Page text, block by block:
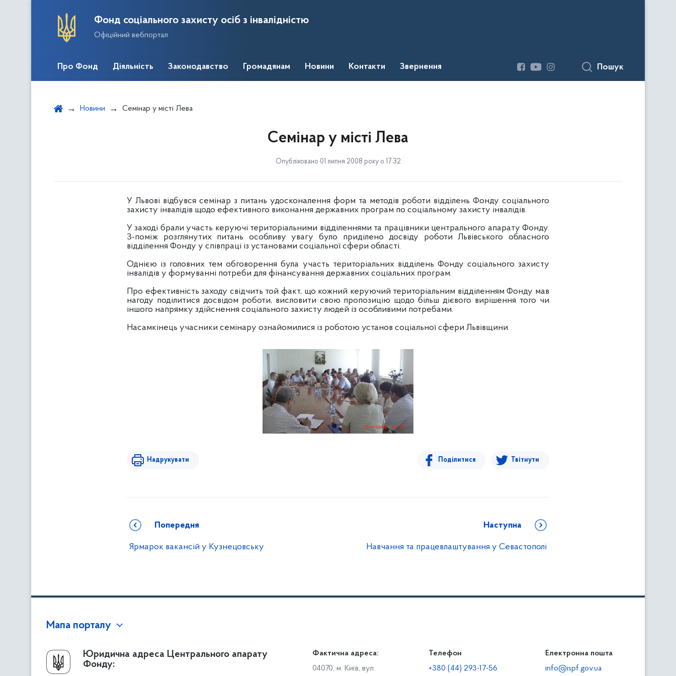
Фонд соціального захисту осіб з інвалідністю
Офіційний вебпортал
Про Фонд Діяльність Законодавство Громадянам Новини Контакти Звернення Пошук
Новини Семінар у місті Лева
Семінар у місті Лева
Опубліковано 01 липня 2008 року о 17:32
У Львові відбувся семінар з питань удосконалення форм та методів роботи відділень Фонду соціального
захисту інвалідів щодо ефективного виконання державних програм по соціальному захисту інвалідів.
У заході брали участь керуючі територіальними відділеннями та працівники центрального апарату Фонду.
З-поміж розглянутих питань особливу увагу було приділено досвіду роботи Львівського обласного
відділення Фонду у співпраці із установами соціальної сфери області.
Однією із головних тем обговорення була участь територіальних відділень Фонду соціального захисту
інвалідів у формуванні потреби для фінансування державних соціальних програм.
Про ефективність заходу свідчить той факт, що кожний керуючий територіальним відділенням Фонду мав
нагоду поділитися досвідом роботи, висловити свою пропозицію щодо більш дієвого вирішення того чи
іншого напрямку здійснення соціального захисту людей із особливими потребами.
Насамкінець учасники семінару ознайомилися із роботою установ соціальної сфери Львівщини.
Надрукувати Поділитися Твітнути
Попередня
Ярмарок вакансій у Кузнецовську
Наступна
Навчання та працевлаштування у Севастополі
Мапа порталу
Про Фонд
Керівництво
Громадянам
Доступ до публічної інформації
Діяльність
Роботодавцям
Юридична адреса Центрального апарату
Фонду:
Фактична адреса:
04070, м. Київ, вул.
Телефон
+380 (44) 293-17-56
Електронна пошта
info@ispf.gov.ua